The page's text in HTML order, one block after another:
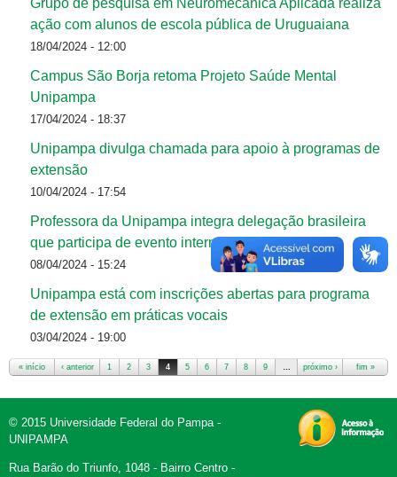
Grupo de pesquisa em Neuromecânica Aplicada realiza
ação com alunos de escola pública de Uruguaiana
18/04/2024 - 12:00
Campus São Borja retoma Projeto Saúde Mental
Unipampa
17/04/2024 - 18:37
Unipampa divulga chamada para apoio à programas de
extensão
10/04/2024 - 17:54
Professora da Unipampa integra delegação brasileira
que participa de evento internacional na Espanha
08/04/2024 - 15:24
Unipampa está com inscrições abertas para programa
de extensão em práticas vocais
03/04/2024 - 19:00
« início ‹ anterior 1 2 3 4 5 6 7 8 9 … próximo › fim »
© 2015 Universidade Federal do Pampa -
UNIPAMPA
Rua Barão do Triunfo, 1048 - Bairro Centro -